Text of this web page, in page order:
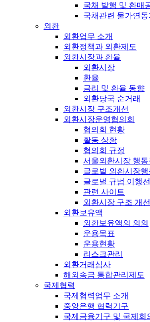
국채 발행 및 환매
국채관련 물가연동
외환
외환업무 소개
외환정책과 외환제도
외환시장과 환율
외환시장
환율
금리 및 환율 동향
외환당국 순거래
외환시장 구조개선
외환시장운영협의회
협의회 현황
활동 상황
협의회 규정
서울외환시장 행동
글로벌 외환시장행
글로벌 규범 이행
관련 사이트
외환시장 구조 개
외환보유액
외환보유액의 의의
운용목표
운용현황
리스크관리
외환거래심사
해외송금 통합관리제도
국제협력
국제협력업무 소개
중앙은행 협력기구
국제금융기구 및 국제회